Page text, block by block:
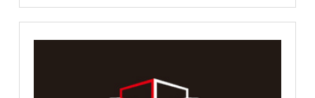
と2.7mぐらいの高さにはなりますが日の光も入るし圧
線を気にせずお庭のプライベート空間でのんびり過ごせ